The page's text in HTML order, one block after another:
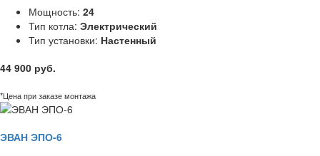
Мощность: 24
Тип котла: Электрический
Тип установки: Настенный
44 900 руб.
*Цена при заказе монтажа
ЭВАН ЭПО-6